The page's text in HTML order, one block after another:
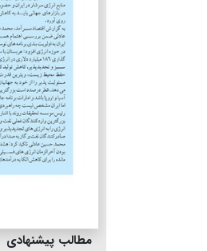
مطالب پیشنهادی